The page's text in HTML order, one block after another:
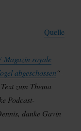
Quelle
Magazin royale
abgeschossen“-
zum Thema
Podcast-
danke Gavin